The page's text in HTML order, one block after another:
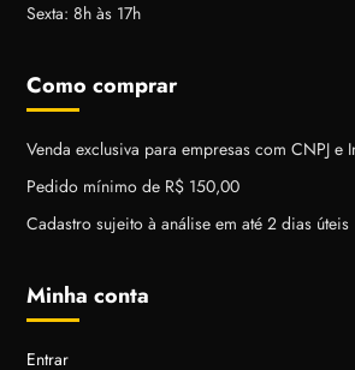
Sexta: 8h às 17h
Como comprar
Venda exclusiva para empresas com CNPJ e
Pedido mínimo de R$ 150,00
Cadastro sujeito à análise em até 2 dias úteis
Minha conta
Entrar